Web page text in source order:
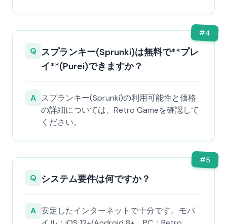
#4
Q スプランキー(Sprunki)は無料で**プレ
イ**(Purei)できますか？
A スプランキー(Sprunki)の利用可能性と価格
の詳細については、Retro Gameを確認して
ください。
#5
Q システム要件は何ですか？
A 安定したインターネットで十分です。モバ